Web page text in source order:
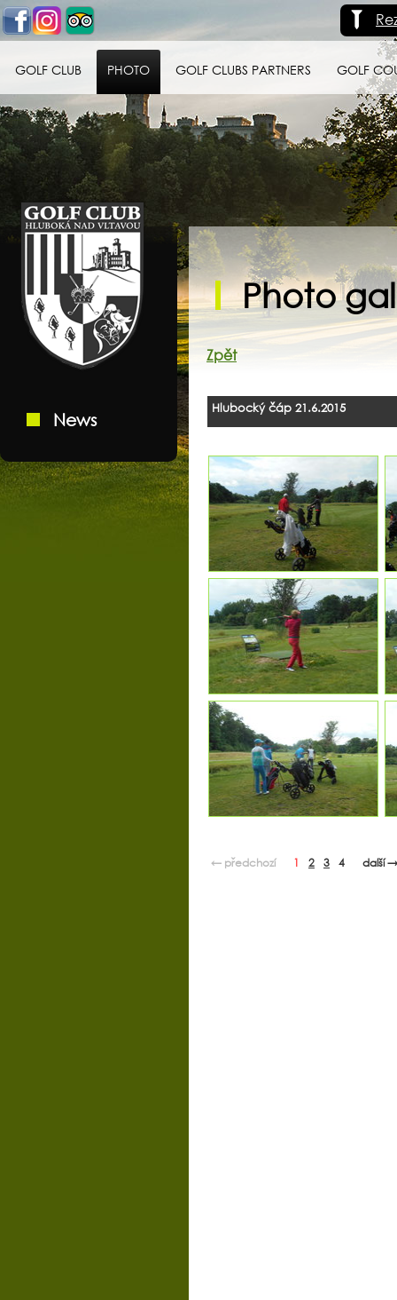
GOLF CLUB PHOTO GOLF CLUBS PARTNERS GOLF
Golf klub Hluboká
nad Vltavou
News
Photo
Zpět
Hlubocký čáp 21.6.2015
← předchozí 1 2 3 4 další →